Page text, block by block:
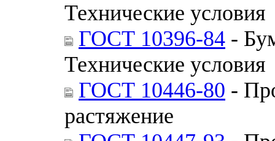
Технические условия
ГОСТ 10396-84 -
Технические условия
ГОСТ 10446-80 -
растяжение